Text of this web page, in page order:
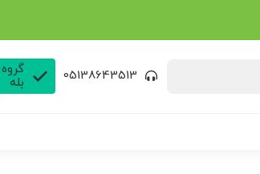
05138643513
گروه
بله